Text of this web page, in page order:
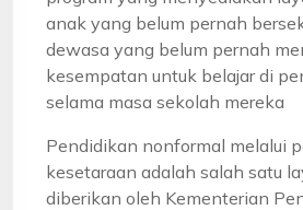
anak yang belum pernah
dewasa yang belum pernah
kesempatan untuk belajar di
selama masa sekolah mereka
Pendidikan nonformal melalui
kesetaraan adalah salah satu
diberikan oleh Kementerian